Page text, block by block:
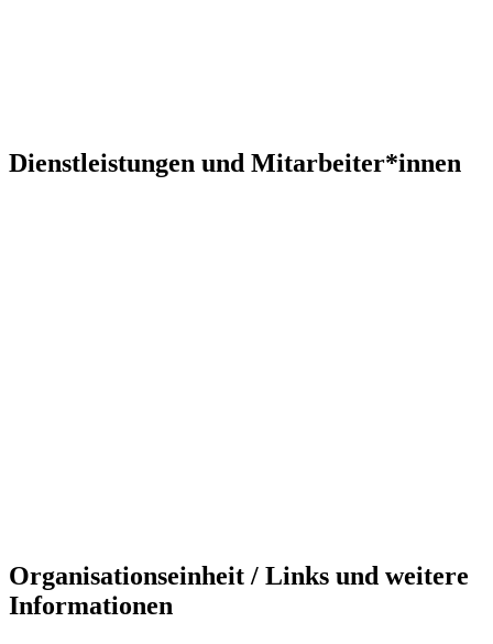
Dienstleistungen und Mitarbeiter*innen
Organisationseinheit / Links und weitere
Informationen